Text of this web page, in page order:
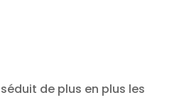
de plus en plus les